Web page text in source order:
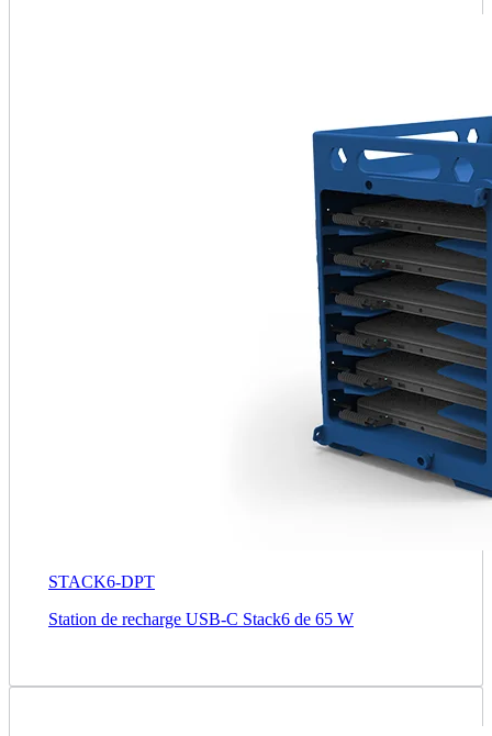
STACK6-DPT
Station de recharge USB-C Stack6 de 65 W